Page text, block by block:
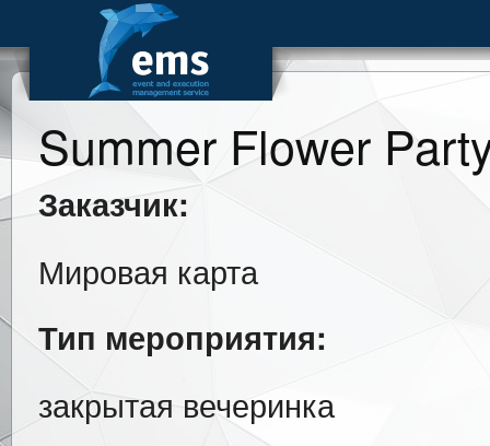
Summer Flower
Заказчик:
Мировая карта
Тип мероприятия:
закрытая вечеринка